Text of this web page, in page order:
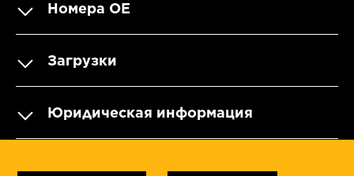
Номера OE
Загрузки
Юридическая информация